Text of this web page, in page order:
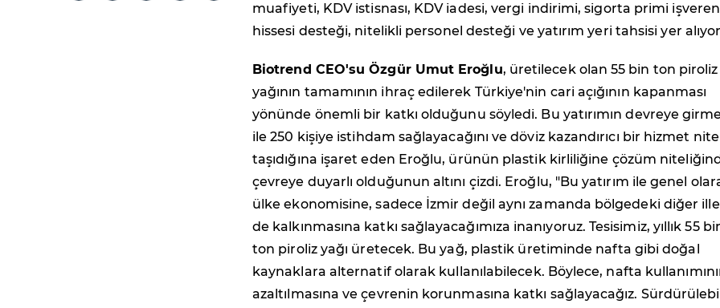
muafiyeti, KDV istisnası, KDV iadesi, vergi indirimi, sigorta primi işveren
hissesi desteği, nitelikli personel desteği ve yatırım yeri tahsisi yer
Biotrend CEO'su Özgür Umut Eroğlu, üretilecek olan 55 bin ton piroliz
yağının tamamının ihraç edilerek Türkiye'nin cari açığının kapanması
yönünde önemli bir katkı olduğunu söyledi. Bu yatırımın devreye
ile 250 kişiye istihdam sağlayacağını ve döviz kazandırıcı bir hizmet
taşıdığına işaret eden Eroğlu, ürünün plastik kirliliğine çözüm
çevreye duyarlı olduğunun altını çizdi. Eroğlu, "Bu yatırım ile genel
ülke ekonomisine, sadece İzmir değil aynı zamanda bölgedeki diğer
de kalkınmasına katkı sağlayacağımıza inanıyoruz. Tesisimiz, yıllık 55
ton piroliz yağı üretecek. Bu yağ, plastik üretiminde nafta gibi doğal
kaynaklara alternatif olarak kullanılabilecek. Böylece, nafta
azaltılmasına ve çevrenin korunmasına katkı sağlayacağız.